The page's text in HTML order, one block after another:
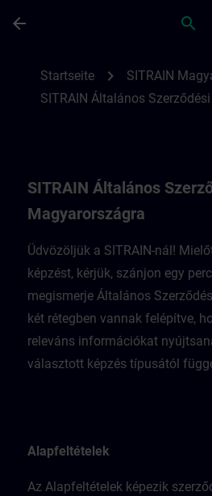
arrow_back search
Startseite chevron_right SITRAIN
SITRAIN Általános
SITRAIN Általános
Magyarországra
Üdvözöljük a SITRAIN-nál!
képzést, kérjük, szánjon egy
megismerje Általános
két rétegben vannak felépítve,
releváns információkat
választott képzés típusától
Alapfeltételek
Az Alapfeltételek képezik